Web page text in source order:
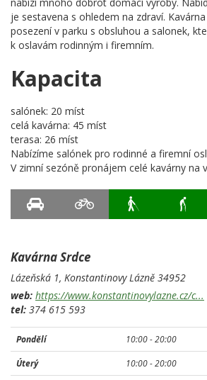
je sestavena s ohledem na zdraví.
posezení v parku s obsluhou a salonek,
k oslavám rodinným i firemním.
Kapacita
salónek: 20 míst
celá kavárna: 45 míst
terasa: 26 míst
Nabízíme salónek pro rodinné a firemní
V zimní sezóně pronájem celé kavárny na
Kavárna Srdce
Lázeňská 1, Konstantinovy Lázně 34952
web: https://www.konstantinovylazne.cz/c...
tel: 374 615 593
Pondělí 10:00 -20:00
Úterý
10:00 -20:00